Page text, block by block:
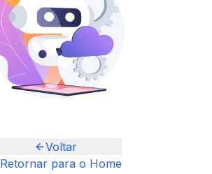
Voltar
Retornar para o Home